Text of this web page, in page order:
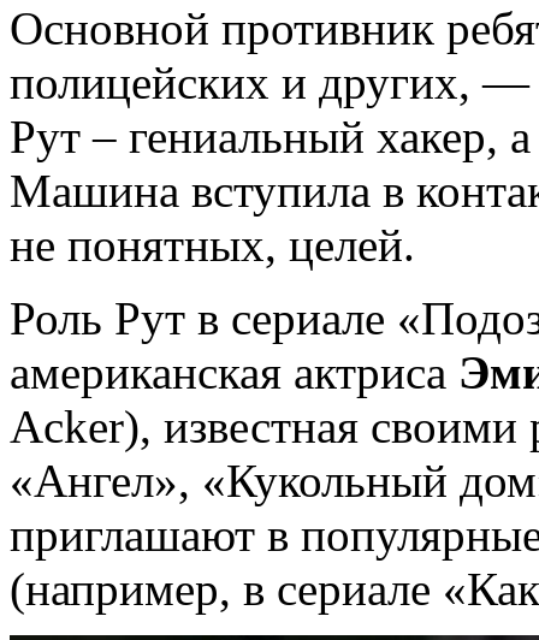
Основной противник
полицейских и других,
Рут – гениальный хакер,
Машина вступила в
не понятных, целей.
Роль Рут в сериале
американская актриса
Acker), известная своими
«Ангел», «Кукольный
приглашают в
(например, в сериале